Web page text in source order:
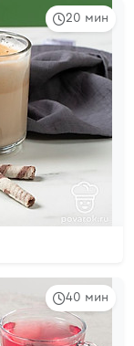
20 мин
40 мин